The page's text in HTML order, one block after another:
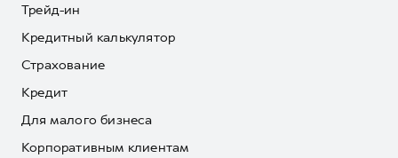
Трейд-ин
Кредитный калькулятор
Страхование
Кредит
Для малого бизнеса
Корпоративным клиентам